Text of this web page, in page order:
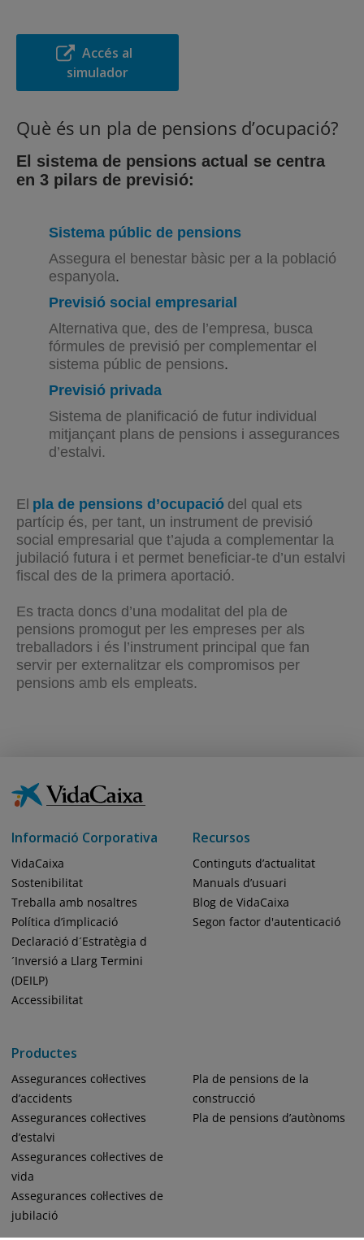
Accés al
simulador
Què és un pla de pensions d’ocupació?
El sistema de pensions actual se centra
en 3 pilars de previsió:
Sistema públic de pensions
Assegura el benestar bàsic per a la població
espanyola.
Previsió social empresarial
Alternativa que, des de l’empresa, busca
fórmules de previsió per complementar el
sistema públic de pensions.
Previsió privada
Sistema de planificació de futur individual
mitjançant plans de pensions i assegurances
d’estalvi.
El pla de pensions d’ocupació del qual ets
partícip és, per tant, un instrument de previsió
social empresarial que t’ajuda a complementar la
jubilació futura i et permet beneficiar-te d’un estalvi
fiscal des de la primera aportació.
Es tracta doncs d’una modalitat del pla de
pensions promogut per les empreses per als
treballadors i és l’instrument principal que fan
servir per externalitzar els compromisos per
pensions amb els empleats.
Informació Corporativa
VidaCaixa
Sostenibilitat
Treballa amb nosaltres
Política d’implicació
Declaració d´Estratègia d
´Inversió a Llarg Termini
(DEILP)
Accessibilitat
Productes
Assegurances col·lectives
d’accidents
Assegurances col·lectives
d’estalvi
Assegurances col·lectives de
vida
Assegurances col·lectives de
jubilació
Pla de pensions de la
construcció
Pla de pensions d’autònoms
Recursos
Continguts d’actualitat
Manuals d’usuari
Blog de VidaCaixa
Segon factor d'autenticació